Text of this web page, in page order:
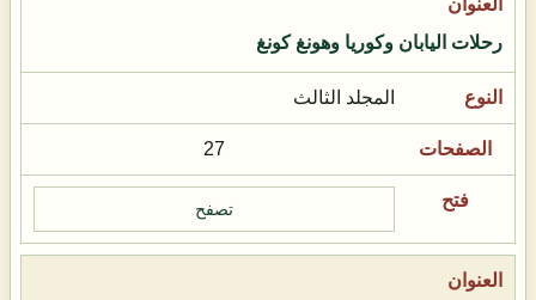
رحلات اليابان وكوريا وهونغ كونغ
المجلد الثالث
27
تصفح